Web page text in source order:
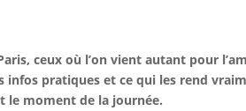
ceux où l’on vient autant pour
pratiques et ce qui les rend
le moment de la journée.